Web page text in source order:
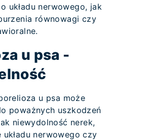
układu nerwowego, jak
równowagi czy
u psa -
u psa może
poważnych uszkodzeń
niewydolność nerek,
układu nerwowego czy